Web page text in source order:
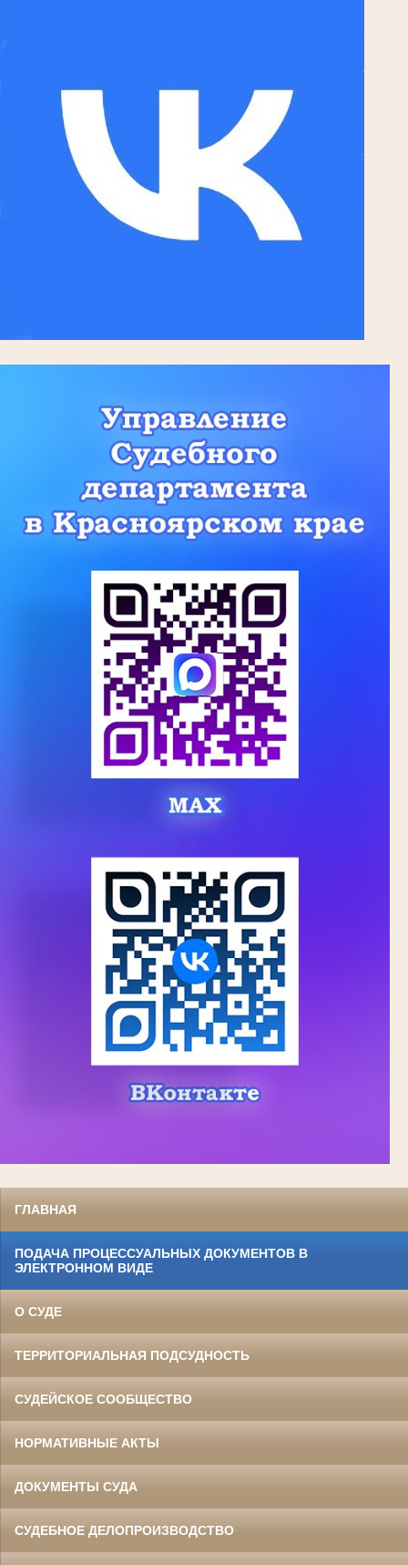
ГЛАВНАЯ
ПОДАЧА ПРОЦЕССУАЛЬНЫХ ДОКУМЕНТОВ В
ЭЛЕКТРОННОМ ВИДЕ
О СУДЕ
ТЕРРИТОРИАЛЬНАЯ ПОДСУДНОСТЬ
СУДЕЙСКОЕ СООБЩЕСТВО
НОРМАТИВНЫЕ АКТЫ
ДОКУМЕНТЫ СУДА
СУДЕБНОЕ ДЕЛОПРОИЗВОДСТВО